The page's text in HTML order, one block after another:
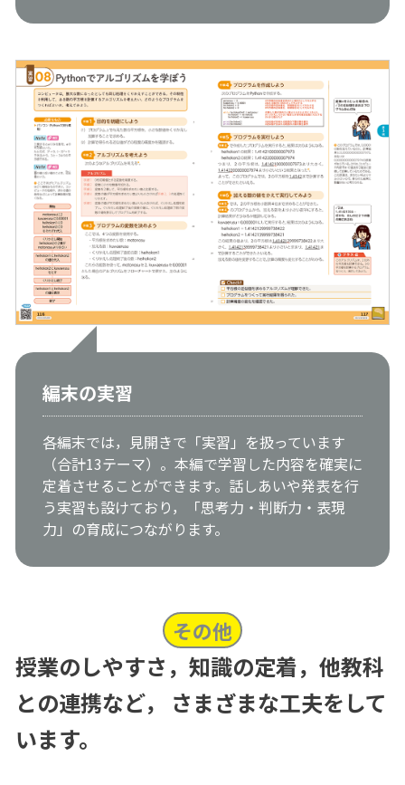
編末の実習
各編末では，見開きで「実習」を扱っています
（合計13テーマ）。本編で学習した内容を確実に
定着させることができます。話しあいや発表を行
う実習も設けており，「思考力・判断力・表現
力」の育成につながります。
その他
授業のしやすさ，知識の定着，他教科
との連携など，
さまざまな工夫をして
います。